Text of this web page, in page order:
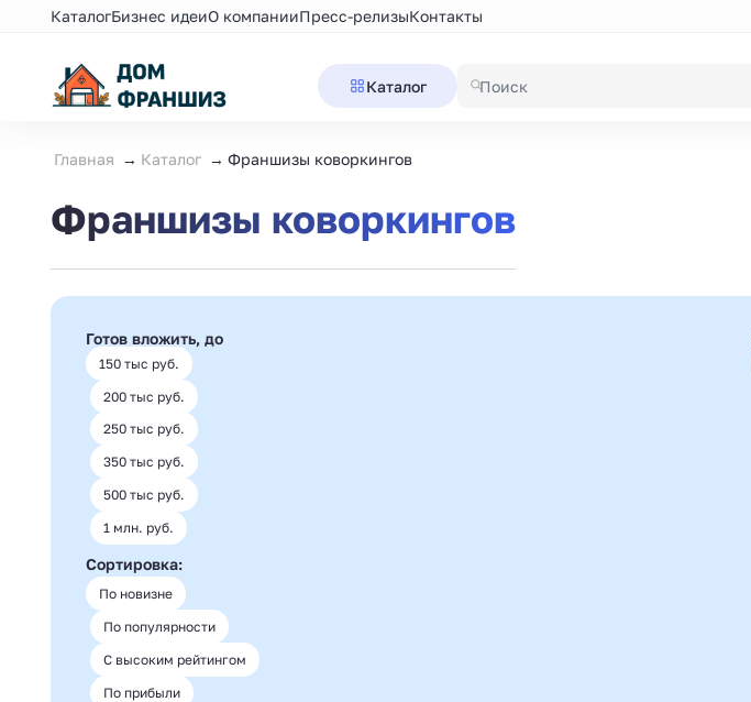
КаталогБизнес идеиО компанииПресс-релизыКонтакты
Каталог
Главная Каталог Франшизы коворкингов
Франшизы коворкингов
Готов вложить, до
150 тыс руб.
200 тыс руб.
250 тыс руб.
350 тыс руб.
500 тыс руб.
1 млн. руб.
Сортировка:
По новизне
По популярности
С высоким рейтингом
По прибыли